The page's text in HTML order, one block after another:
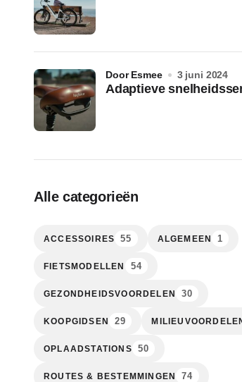
Adaptieve
door Esmee 3 juni 2024
Alle categorieën
ACCESSOIRES 55 ALGEMEEN 1
FIETSMODELLEN 54
GEZONDHEIDSVOORDELEN 30
KOOPGIDSEN 29
OPLAADSTATIONS 50
ROUTES & BESTEMMINGEN 74